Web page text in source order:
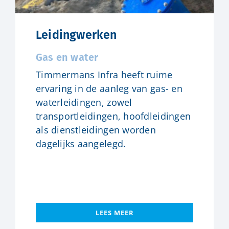
Leidingwerken
Gas en water
Timmermans Infra heeft ruime
ervaring in de aanleg van gas- en
waterleidingen, zowel
transportleidingen, hoofdleidingen
als dienstleidingen worden
dagelijks aangelegd.
LEES MEER